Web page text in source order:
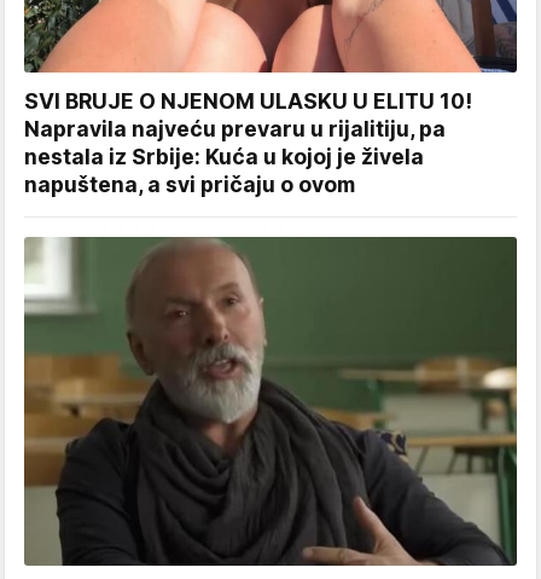
SVI BRUJE O NJENOM ULASKU U ELITU 10!
Napravila najveću prevaru u rijalitiju, pa
nestala iz Srbije: Kuća u kojoj je živela
napuštena, a svi pričaju o ovom